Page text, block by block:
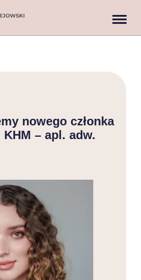
nowego członka
– apl. adw.